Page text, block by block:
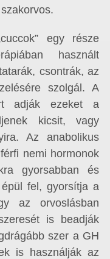
egy része
használt
csontrák, az
szolgál. A
adják ezeket a
kicsit, vagy
Az anabolikus
nemi hormonok
gyorsabban és
fel, gyorsítja a
az orvoslásban
is beadják
szer a GH
is használják az